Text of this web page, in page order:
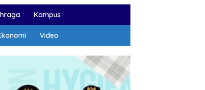
Kampus
Video